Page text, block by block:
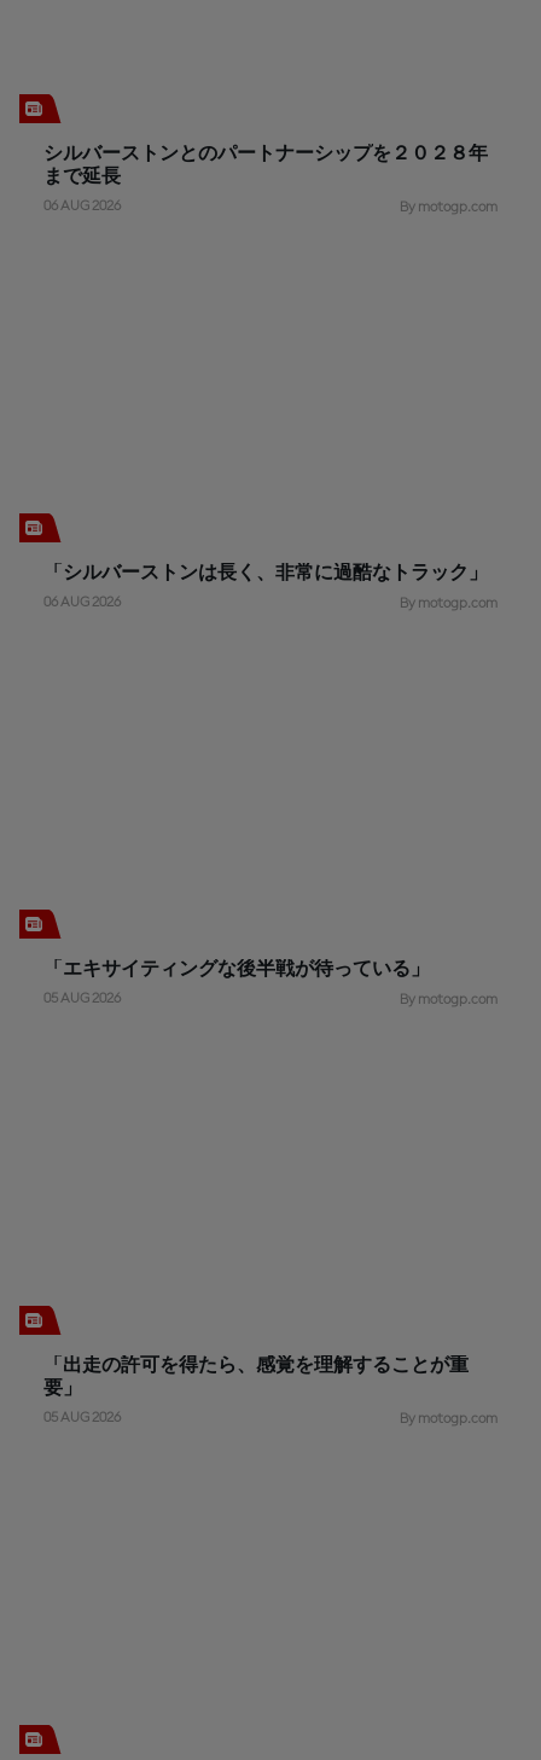
シルバーストンとのパートナーシップを２０２８年
まで延長
06 AUG 2026 By motogp.com
「シルバーストンは長く、非常に過酷なトラック」
06 AUG 2026 By motogp.com
「エキサイティングな後半戦が待っている」
05 AUG 2026 By motogp.com
「出走の許可を得たら、感覚を理解することが重
要」
05 AUG 2026 By motogp.com